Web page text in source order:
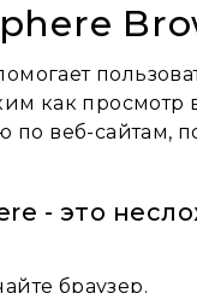
как просмотр
по веб-сайтам,
- это
браузер.